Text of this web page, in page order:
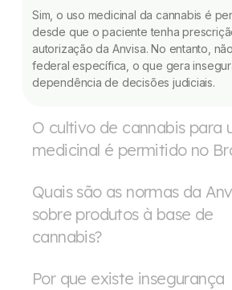
Sim, o uso medicinal da cannabis é
desde que o paciente tenha
autorização da Anvisa. No entanto,
federal específica, o que gera
dependência de decisões judiciais.
O cultivo de cannabis para
medicinal é permitido no
Quais são as normas da
sobre produtos à base de
cannabis?
Por que existe insegurança